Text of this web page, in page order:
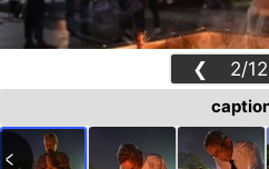
❮ 2/12